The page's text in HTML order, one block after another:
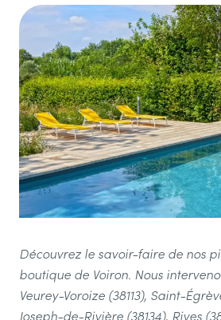
Découvrez le savoir-faire de nos
boutique de Voiron. Nous
Veurey-Voroize (38113), Saint-
Joseph-de-Rivière (38134), Rives